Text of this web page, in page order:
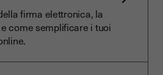
firma elettronica, la
come semplificare i tuoi